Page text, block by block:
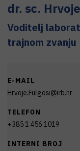
dr. sc. Hrvoje
Voditelj
trajnom zvanju
E-MAIL
Hrvoje.Fulgosi@irb.hr
TELEFON
+385 1 456 1019
INTERNI BROJ